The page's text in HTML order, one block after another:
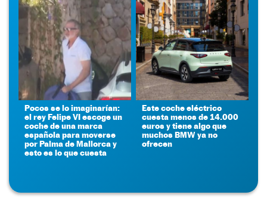
Pocos se lo imaginarían:
el rey Felipe VI escoge un
coche de una marca
española para moverse
por Palma de Mallorca y
esto es lo que cuesta
Este coche eléctrico
cuesta menos de 14.000
euros y tiene algo que
muchos BMW ya no
ofrecen